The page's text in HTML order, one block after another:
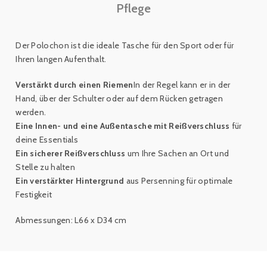
Pflege
Der Polochon ist die ideale Tasche für den Sport oder für
Ihren langen Aufenthalt.
Verstärkt durch einen RiemenIn der Regel kann er in der
Hand, über der Schulter oder auf dem Rücken getragen
werden.
Eine Innen- und eine Außentasche mit Reißverschluss für
deine Essentials
Ein sicherer Reißverschluss um Ihre Sachen an Ort und
Stelle zu halten
Ein verstärkter Hintergrund aus Persenning für optimale
Festigkeit
Abmessungen: L66 x D34 cm